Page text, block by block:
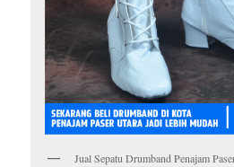
Jual Sepatu Drumband Penajam